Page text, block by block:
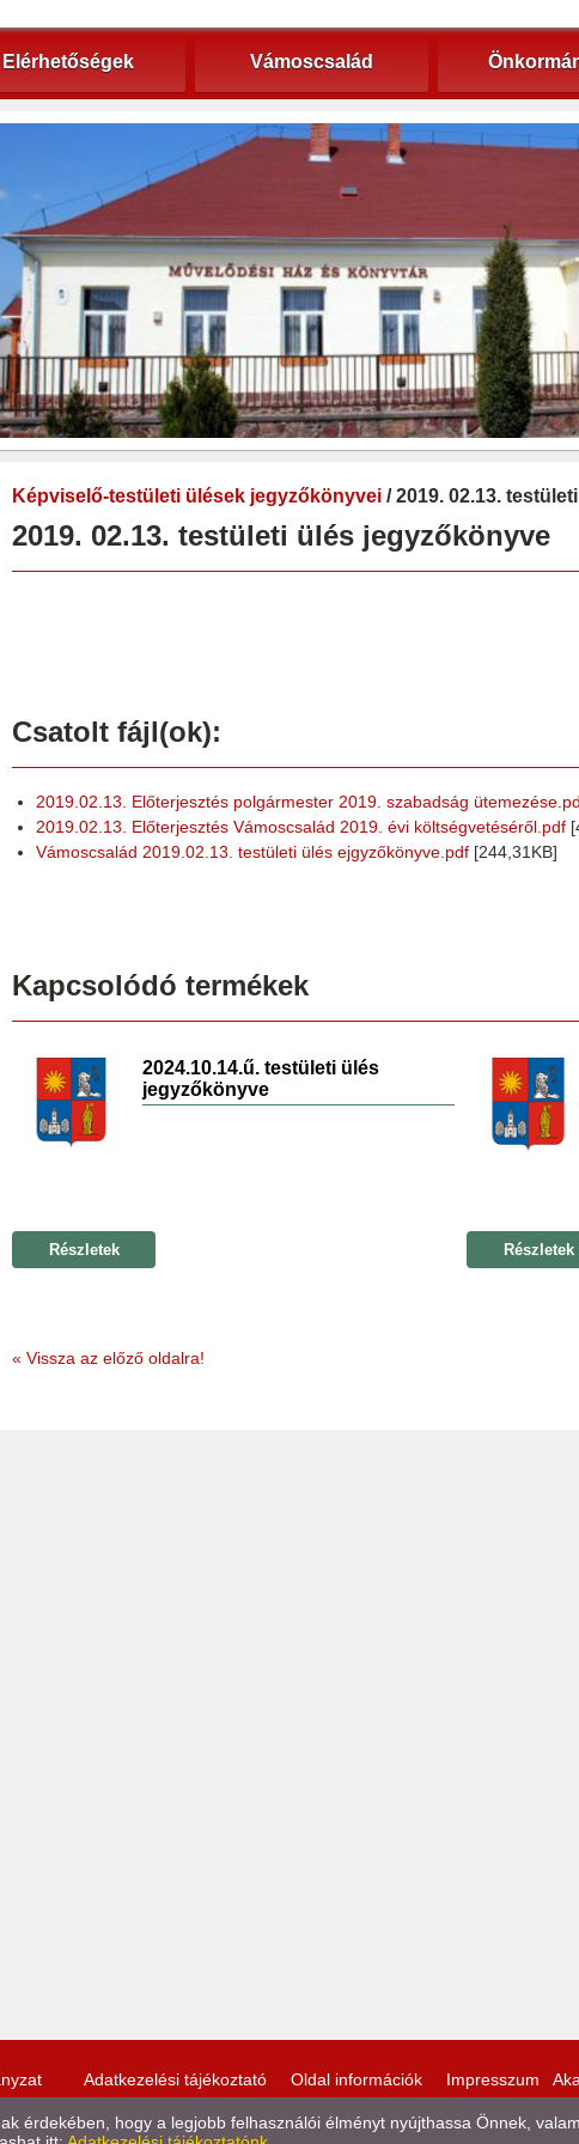
Elérhetőségek Vámoscsalád
Képviselő-testületi ülések jegyzőkönyvei / 2019. 02.13.
2019. 02.13. testületi ülés jegyzőkönyve
Csatolt fájl(ok):
2019.02.13. Előterjesztés polgármester 2019. szabadság
2019.02.13. Előterjesztés Vámoscsalád 2019. évi költségvetéséről.pdf
Vámoscsalád 2019.02.13. testületi ülés ejgyzőkönyve.pdf [244,31KB]
Kapcsolódó termékek
2024.10.14.ű. testületi ülés
jegyzőkönyve
Részletek Részletek
« Vissza az előző oldalra!
Adatkezelési tájékoztató Oldal információk Impresszum
érdekében, hogy a legjobb felhasználói élményt nyújthassa Önnek,